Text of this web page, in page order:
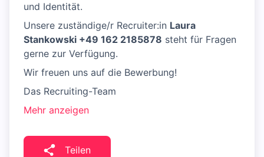
und Identität.
Unsere zuständige/r Recruiter:in Laura
Stankowski +49 162 2185878 steht für Fragen
gerne zur Verfügung.
Wir freuen uns auf die Bewerbung!
Das Recruiting-Team
Mehr anzeigen
Teilen